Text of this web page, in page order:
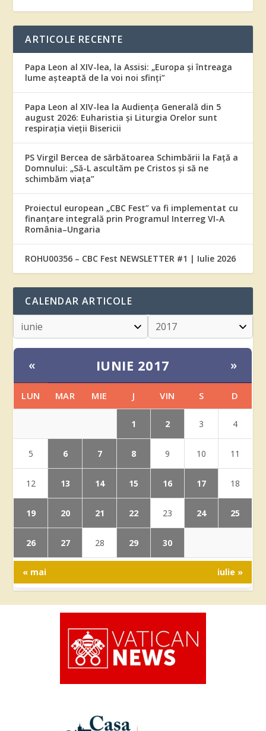
ARTICOLE RECENTE
Papa Leon al XIV-lea, la Assisi: „Europa și întreaga
lume așteaptă de la voi noi sfinți”
Papa Leon al XIV-lea la Audiența Generală din 5
august 2026: Euharistia și Liturgia Orelor sunt
respirația vieții Bisericii
PS Virgil Bercea de sărbătoarea Schimbării la Față a
Domnului: „Să-L ascultăm pe Cristos și să ne
schimbăm viața”
Proiectul european „CBC Fest” va fi implementat cu
finanțare integrală prin Programul Interreg VI-A
România–Ungaria
ROHU00356 – CBC Fest NEWSLETTER #1 | Iulie 2026
CALENDAR ARTICOLE
« IUNIE 2017 »
LUN MAR MIE J VIN S D
1 2 3 4
5 6 7 8 9 10 11
12 13 14 15 16 17 18
19 20 21 22 23 24 25
26 27 28 29 30
« mai iulie »